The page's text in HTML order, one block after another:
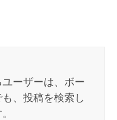
ーザーは、ボー
、投稿を検索し